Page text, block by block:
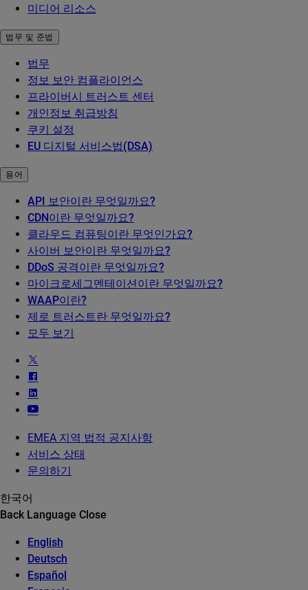
미디어 리소스
법무 및 준법
법무
정보 보안 컴플라이언스
프라이버시 트러스트 센터
개인정보 취급방침
쿠키 설정
EU 디지털 서비스법(DSA)
용어
API 보안이란 무엇일까요?
CDN이란 무엇일까요?
클라우드 컴퓨팅이란 무엇인가요?
사이버 보안이란 무엇일까요?
DDoS 공격이란 무엇일까요?
마이크로세그멘테이션이란 무엇일까요?
WAAP이란?
제로 트러스트란 무엇일까요?
모두 보기
EMEA 지역 법적 공지사항
서비스 상태
문의하기
한국어
Back Language Close
English
Deutsch
Español